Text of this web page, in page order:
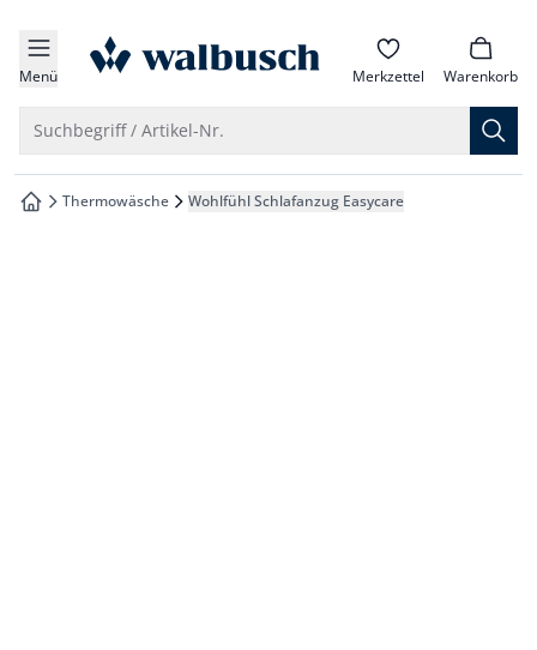
springen
springen
springen
springen
Menü zur Startseite Merkzettel Warenkorb
Suchbegriff / Artikel-Nr.
zur Startseite
Thermowäsche Wohlfühl Schlafanzug Easycare